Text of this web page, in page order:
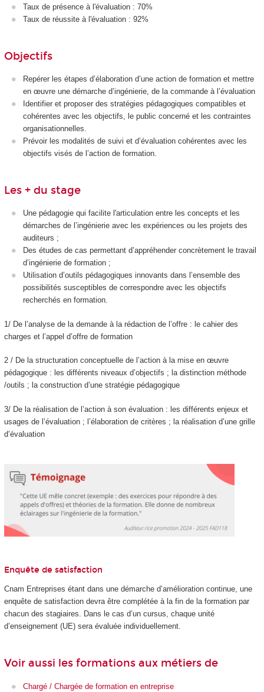
Taux de présence à l'évaluation : 70%
Taux de réussite à l'évaluation : 92%
Objectifs
Repérer les étapes d’élaboration d’une action de formation et mettre
en œuvre une démarche d’ingénierie, de la commande à l’évaluation
Identifier et proposer des stratégies pédagogiques compatibles et
cohérentes avec les objectifs, le public concerné et les contraintes
organisationnelles.
Prévoir les modalités de suivi et d’évaluation cohérentes avec les
objectifs visés de l’action de formation.
Les + du stage
Une pédagogie qui facilite l'articulation entre les concepts et les
démarches de l’ingénierie avec les expériences ou les projets des
auditeurs ;
Des études de cas permettant d’appréhender concrètement le travail
d’ingénierie de formation ;
Utilisation d’outils pédagogiques innovants dans l’ensemble des
possibilités susceptibles de correspondre avec les objectifs
recherchés en formation.
1/ De l’analyse de la demande à la rédaction de l’offre : le cahier des
charges et l’appel d’offre de formation
2 / De la structuration conceptuelle de l’action à la mise en œuvre
pédagogique : les différents niveaux d’objectifs ; la distinction méthode
/outils ; la construction d’une stratégie pédagogique
3/ De la réalisation de l’action à son évaluation : les différents enjeux et
usages de l’évaluation ; l’élaboration de critères ; la réalisation d’une grille
d’évaluation
Enquête de satisfaction
Cnam Entreprises étant dans une démarche d’amélioration continue, une
enquête de satisfaction devra être complétée à la fin de la formation par
chacun des stagiaires. Dans le cas d’un cursus, chaque unité
d’enseignement (UE) sera évaluée individuellement.
Voir aussi les formations aux métiers de
Chargé / Chargée de formation en entreprise